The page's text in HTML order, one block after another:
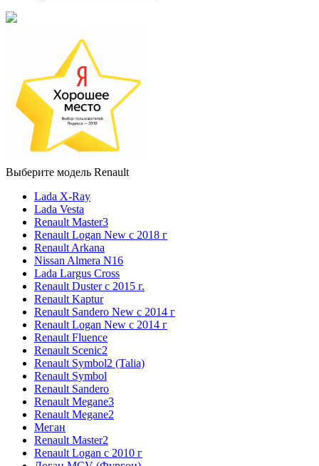
Выберите модель Renault
Lada X-Ray
Lada Vesta
Renault Master3
Renault Logan New с 2018 г
Renault Arkana
Nissan Almera N16
Lada Largus Cross
Renault Duster с 2015 г.
Renault Kaptur
Renault Sandero New с 2014 г
Renault Logan New с 2014 г
Renault Fluence
Renault Scenic2
Renault Symbol2 (Talia)
Renault Symbol
Renault Sandero
Renault Megane3
Renault Megane2
Меган
Renault Master2
Renault Logan c 2010 г